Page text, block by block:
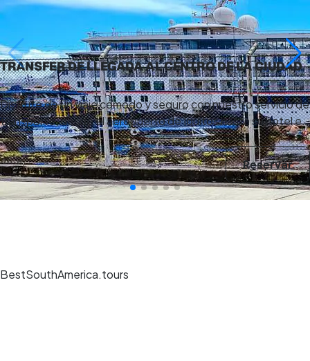
TRANSFER DE LLEGADA AL CENTRO DE LA CIUDAD
Disfrute de un viaje cómodo y seguro con nuestro servicio de
transporte, desde el aeropuerto de Iquitos hasta su hotel e…
Reservar
BestSouthAmerica.tours